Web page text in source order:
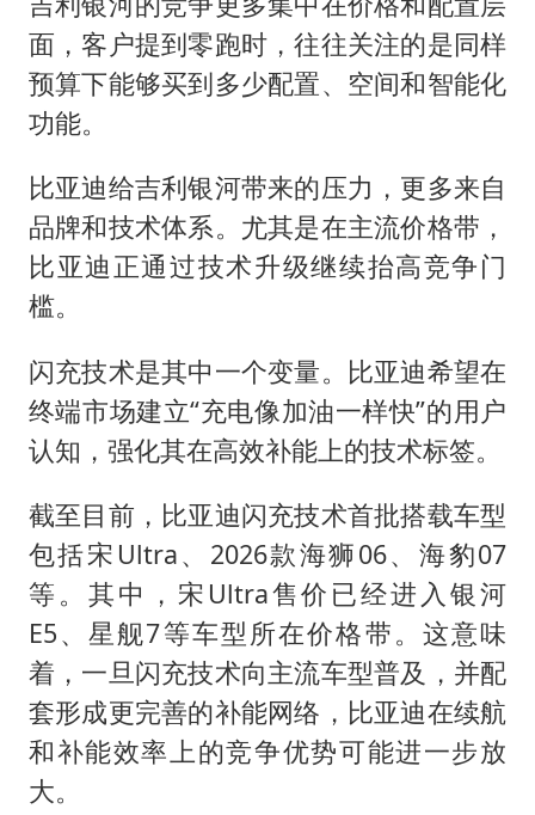
面，客户提到零跑时，往往关注的是同样
预算下能够买到多少配置、空间和智能化
功能。
比亚迪给吉利银河带来的压力，更多来自
品牌和技术体系。尤其是在主流价格带，
比亚迪正通过技术升级继续抬高竞争门
槛。
闪充技术是其中一个变量。比亚迪希望在
终端市场建立“充电像加油一样快”的用户
认知，强化其在高效补能上的技术标签。
截至目前，比亚迪闪充技术首批搭载车型
包括宋Ultra、2026款海狮06、海豹07
等。其中，宋Ultra售价已经进入银河
E5、星舰7等车型所在价格带。这意味
着，一旦闪充技术向主流车型普及，并配
套形成更完善的补能网络，比亚迪在续航
和补能效率上的竞争优势可能进一步放
大。